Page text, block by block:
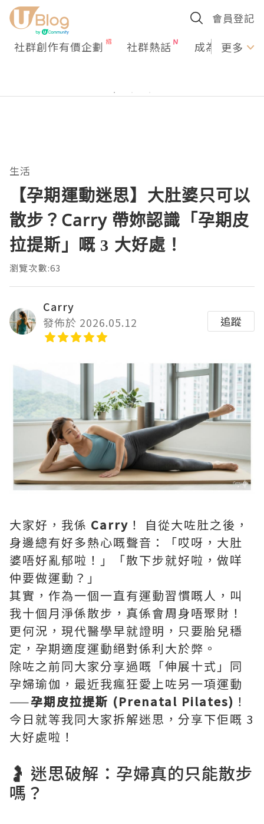
會員登記
社群創作有價企劃 社群熱話 成為U更多
生活
【孕期運動迷思】大肚婆只可以
散步？Carry 帶妳認識「孕期皮
拉提斯」嘅 3 大好處！
瀏覽次數:63
Carry
發佈於 2026.05.12
追蹤
大家好，我係 Carry ！ 自從大咗肚之後，
身邊總有好多熱心嘅聲音：「哎呀，大肚
婆唔好亂郁啦！」「散下步就好啦，做咩
仲要做運動？」
其實，作為一個一直有運動習慣嘅人，叫
我十個月淨係散步，真係會周身唔聚財！
更何況，現代醫學早就證明，只要胎兒穩
定，孕期適度運動絕對係利大於弊。
除咗之前同大家分享過嘅「伸展十式」同
孕婦瑜伽，最近我瘋狂愛上咗另一項運動
——孕期皮拉提斯 (Prenatal Pilates) ！
今日就等我同大家拆解迷思，分享下佢嘅 3
大好處啦！
🤰 迷思破解：孕婦真的只能散步
嗎？